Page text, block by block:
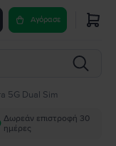
Αγόρασε
5G Dual Sim
Δωρεάν επιστροφή 30
ημέρες